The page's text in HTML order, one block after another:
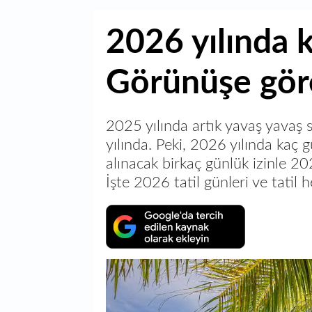
2026 yılında
Görünüşe
2025 yılında artık yavaş
yılında. Peki, 2026 yılında kaç
alınacak birkaç günlük izinle
İşte 2026 tatil günleri ve tatil